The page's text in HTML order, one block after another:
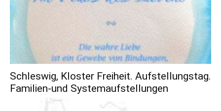
Schleswig, Kloster Freiheit. Aufstellungstag.
Familien-und Systemaufstellungen